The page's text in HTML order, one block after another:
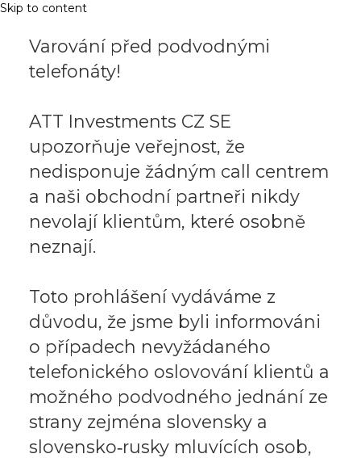
Skip to content
Varování před podvodnými
telefonáty!
ATT Investments CZ SE
upozorňuje veřejnost, že
nedisponuje žádným call centrem
a naši obchodní partneři nikdy
nevolají klientům, které osobně
neznají.
Toto prohlášení vydáváme z
důvodu, že jsme byli informováni
o případech nevyžádaného
telefonického oslovování klientů a
možného podvodného jednání ze
strany zejména slovensky a
slovensko‑rusky mluvících osob,